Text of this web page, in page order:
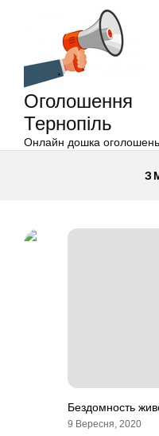
Оголошення
Тернопіль
Онлайн дошка оголошень
Бездомность
9 Вересня, 2020